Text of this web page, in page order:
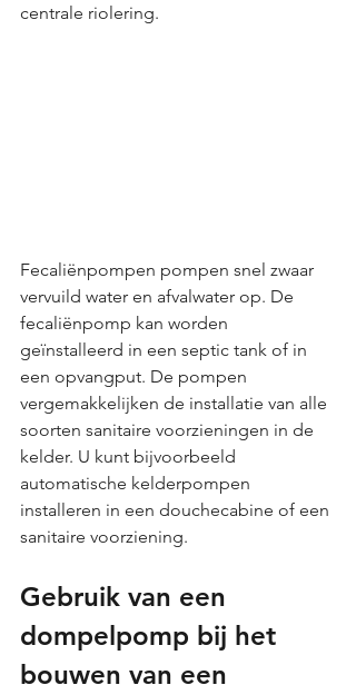
centrale riolering.
Fecaliënpompen pompen snel zwaar
vervuild water en afvalwater op. De
fecaliënpomp kan worden
geïnstalleerd in een septic tank of in
een opvangput. De pompen
vergemakkelijken de installatie van alle
soorten sanitaire voorzieningen in de
kelder. U kunt bijvoorbeeld
automatische kelderpompen
installeren in een douchecabine of een
sanitaire voorziening.
Gebruik van een
dompelpomp bij het
bouwen van een